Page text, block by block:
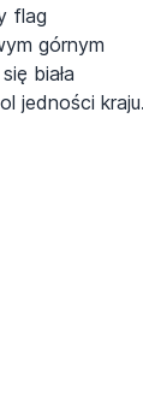
flag
górnym
biała
jedności kraju.